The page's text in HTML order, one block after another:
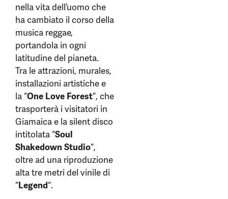
nella vita dell’uomo che
ha cambiato il corso della
musica reggae,
portandola in ogni
latitudine del pianeta.
Tra le attrazioni, murales,
installazioni artistiche e
la “One Love Forest“, che
trasporterà i visitatori in
Giamaica e la silent disco
intitolata “Soul
Shakedown Studio“,
oltre ad una riproduzione
alta tre metri del vinile di
“Legend“.